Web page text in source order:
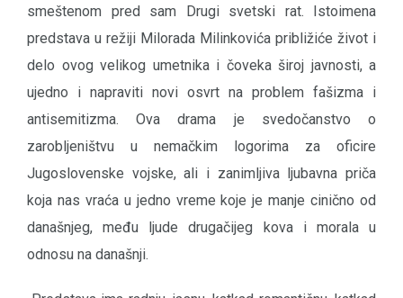
smeštenom pred sam Drugi svetski rat. Istoimena
predstava u režiji Milorada Milinkovića približiće život i
delo ovog velikog umetnika i čoveka široj javnosti, a
ujedno i napraviti novi osvrt na problem fašizma i
antisemitizma. Ova drama je svedočanstvo o
zarobljeništvu u nemačkim logorima za oficire
Jugoslovenske vojske, ali i zanimljiva ljubavna priča
koja nas vraća u jedno vreme koje je manje cinično od
današnjeg, među ljude drugačijeg kova i morala u
odnosu na današnji.